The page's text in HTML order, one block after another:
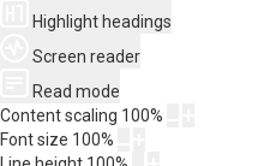
Highlight headings
Screen reader
Read mode
Content scaling 100%
Font size 100%